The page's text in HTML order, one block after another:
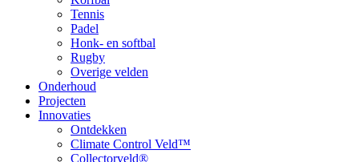
Tennis
Padel
Honk- en softbal
Rugby
Overige velden
Onderhoud
Projecten
Innovaties
Ontdekken
Climate Control Veld™
Collectorveld®